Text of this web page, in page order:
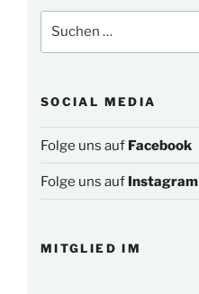
nach:
SOCIAL MEDIA
Folge uns auf Facebook
Folge uns auf Instagram
MITGLIED IM